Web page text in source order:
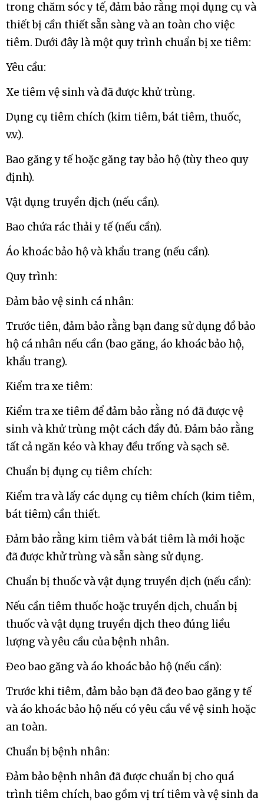
trong chăm sóc y tế, đảm bảo rằng mọi dụng cụ và
thiết bị cần thiết sẵn sàng và an toàn cho việc
tiêm. Dưới đây là một quy trình chuẩn bị xe tiêm:
Yêu cầu:
Xe tiêm vệ sinh và đã được khử trùng.
Dụng cụ tiêm chích (kim tiêm, bát tiêm, thuốc,
v.v.).
Bao găng y tế hoặc găng tay bảo hộ (tùy theo quy
định).
Vật dụng truyền dịch (nếu cần).
Bao chứa rác thải y tế (nếu cần).
Áo khoác bảo hộ và khẩu trang (nếu cần).
Quy trình:
Đảm bảo vệ sinh cá nhân:
Trước tiên, đảm bảo rằng bạn đang sử dụng đồ bảo
hộ cá nhân nếu cần (bao găng, áo khoác bảo hộ,
khẩu trang).
Kiểm tra xe tiêm:
Kiểm tra xe tiêm để đảm bảo rằng nó đã được vệ
sinh và khử trùng một cách đầy đủ. Đảm bảo rằng
tất cả ngăn kéo và khay đều trống và sạch sẽ.
Chuẩn bị dụng cụ tiêm chích:
Kiểm tra và lấy các dụng cụ tiêm chích (kim tiêm,
bát tiêm) cần thiết.
Đảm bảo rằng kim tiêm và bát tiêm là mới hoặc
đã được khử trùng và sẵn sàng sử dụng.
Chuẩn bị thuốc và vật dụng truyền dịch (nếu cần):
Nếu cần tiêm thuốc hoặc truyền dịch, chuẩn bị
thuốc và vật dụng truyền dịch theo đúng liều
lượng và yêu cầu của bệnh nhân.
Đeo bao găng và áo khoác bảo hộ (nếu cần):
Trước khi tiêm, đảm bảo bạn đã đeo bao găng y tế
và áo khoác bảo hộ nếu có yêu cầu về vệ sinh hoặc
an toàn.
Chuẩn bị bệnh nhân:
Đảm bảo bệnh nhân đã được chuẩn bị cho quá
trình tiêm chích, bao gồm vị trí tiêm và vệ sinh da